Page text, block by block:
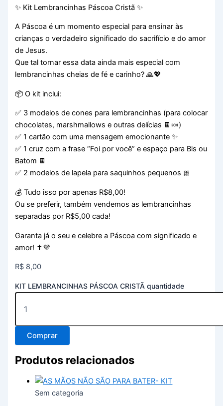
✨ Kit Lembrancinhas Páscoa Cristã ✨
A Páscoa é um momento especial para ensinar às
crianças o verdadeiro significado do sacrifício e do amor
de Jesus.
Que tal tornar essa data ainda mais especial com
lembrancinhas cheias de fé e carinho? 🙏💖
📦 O kit inclui:
✅ 3 modelos de cones para lembrancinhas (para colocar
chocolates, marshmallows e outras delícias 🍫🍬)
✅ 1 cartão com uma mensagem emocionante ✨
✅ 1 cruz com a frase “Foi por você” e espaço para Bis ou
Batom 🍫
✅ 2 modelos de lapela para saquinhos pequenos 🎀
💰 Tudo isso por apenas R$8,00!
Ou se preferir, também vendemos as lembrancinhas
separadas por R$5,00 cada!
Garanta já o seu e celebre a Páscoa com significado e
amor! ✝️💜
R$ 8,00
KIT LEMBRANCINHAS PÁSCOA CRISTÃ quantidade
Comprar
Produtos relacionados
Sem categoria